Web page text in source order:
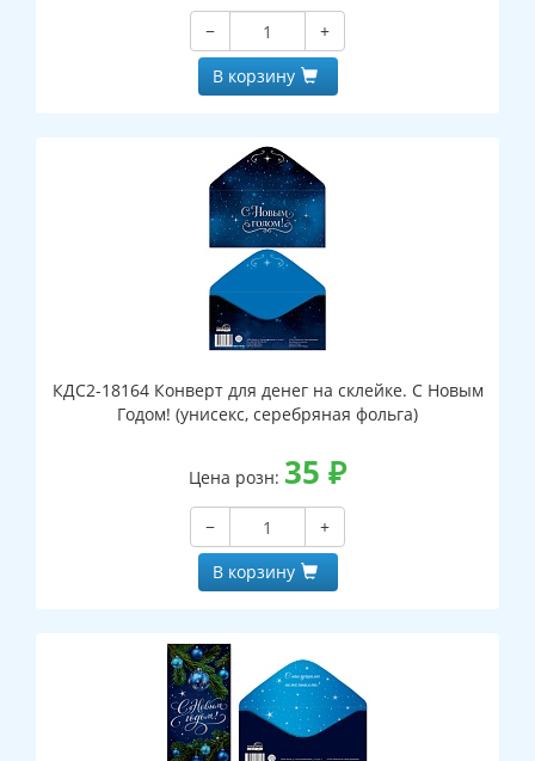
−
+
В корзину
КДС2-18164 Конверт для денег на склейке. С Новым
Годом! (унисекс, серебряная фольга)
Цена розн: 35 ₽
−
+
В корзину